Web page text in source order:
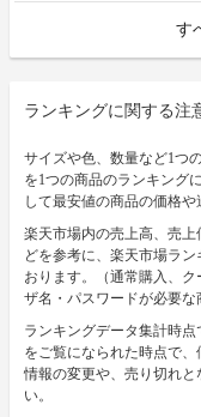
す
ランキングに関する注
サイズや色、数量など1つ
を1つの商品のランキング
して最安値の商品の価格や
楽天市場内の売上高、売
どを参考に、楽天市場ラ
おります。（通常購入、
ザ名・パスワードが必要な
ランキングデータ集計時
をご覧になられた時点で
情報の変更や、売り切れ
い。